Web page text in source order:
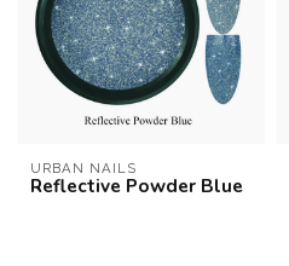
URBAN NAILS
Reflective Powder Blue